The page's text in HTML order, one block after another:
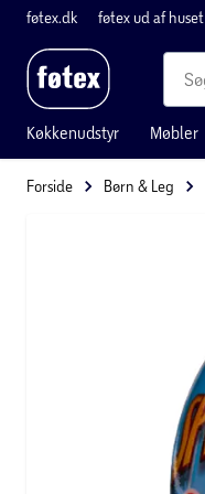
føtex.dk føtex ud af huset
Køkkenudstyr Møbler
Forside Børn & Leg